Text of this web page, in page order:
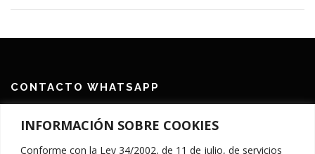
INFORMACIÓN SOBRE COOKIES
Conforme con la Ley 34/2002, de 11 de julio, de servicios
CONTACTO WHATSAPP
CONTACTO EMAIL